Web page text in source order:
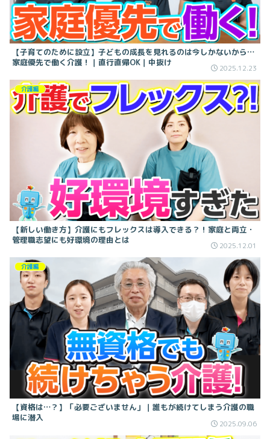
【子育てのために設立】子どもの成長を見れるのは今しかないから…
家庭優先で働く介護！｜直行直帰OK｜中抜け
2025.12.23
介護編
【新しい働き方】介護にもフレックスは導入できる？！家庭と両立・
管理職志望にも好環境の理由とは
2025.12.01
介護編
【資格は…？】「必要ございません」｜誰もが続けてしまう介護の職
場に潜入
2025.09.06